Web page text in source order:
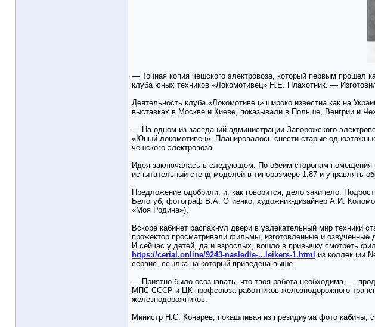
— Точная копия чешского электровоза, который первым прошел
клуба юных техников «Локомотивец» Н.Е. Плахотник. —
Деятельность клуба «Локомотивец» широко известна как на
выставках в Москве и Киеве, показывали в Польше, Венгрии и
— На одном из заседаний администрации Запорожского
«Юный локомотивец». Планировалось снести старые
чешского электровоза.
Идея заключалась в следующем. По обеим сторонам помещения
испытательный стенд моделей в типоразмере 1:87 и управлять
Предложение одобрили, и, как говорится, дело закипело.
Белогуб, фотограф В.А. Огиенко, художник-дизайнер А.И.
«Моя Родина»),
Вскоре кабинет распахнул двери в увлекательный мир техники
прожектор просматривали фильмы, изготовленные и озвученные
И сейчас у детей, да и взрослых, вошло в привычку смотреть
https://cerial.online/9243-nasledie-...leikers-1.html из коллекции
сервис, ссылка на который приведена выше.
— Приятно было осознавать, что твоя работа необходима, —
МПС СССР и ЦК профсоюза работников железнодорожного
железнодорожников.
Министр Н.С. Конарев, покашливая из президиума фото кабины,